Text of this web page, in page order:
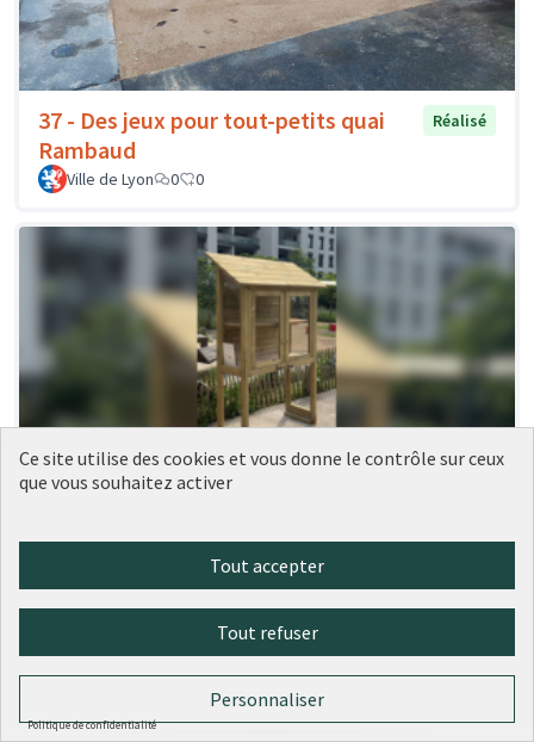
37 - Des jeux pour tout-petits quai
Rambaud
Réalisé
Ville de Lyon 0 0
9ème
Ce site utilise des cookies et vous donne le contrôle sur ceux
que vous souhaitez activer
Tout accepter
Tout refuser
Personnaliser
Politique de confidentialité